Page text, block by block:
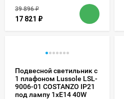
39 896₽
17 821 ₽
Подвесной светильник с
1 плафоном Lussole LSL-
9006-01 COSTANZO IP21
под лампу 1xE14 40W